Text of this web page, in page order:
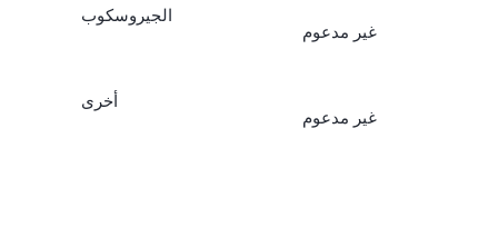
الجيروسكوب
غير مدعوم
أخرى
غير مدعوم